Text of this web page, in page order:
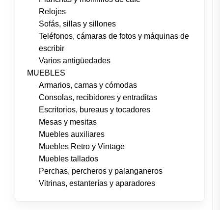
Relojes
Sofás, sillas y sillones
Teléfonos, cámaras de fotos y máquinas de
escribir
Varios antigüedades
MUEBLES
Armarios, camas y cómodas
Consolas, recibidores y entraditas
Escritorios, bureaus y tocadores
Mesas y mesitas
Muebles auxiliares
Muebles Retro y Vintage
Muebles tallados
Perchas, percheros y palanganeros
Vitrinas, estanterías y aparadores